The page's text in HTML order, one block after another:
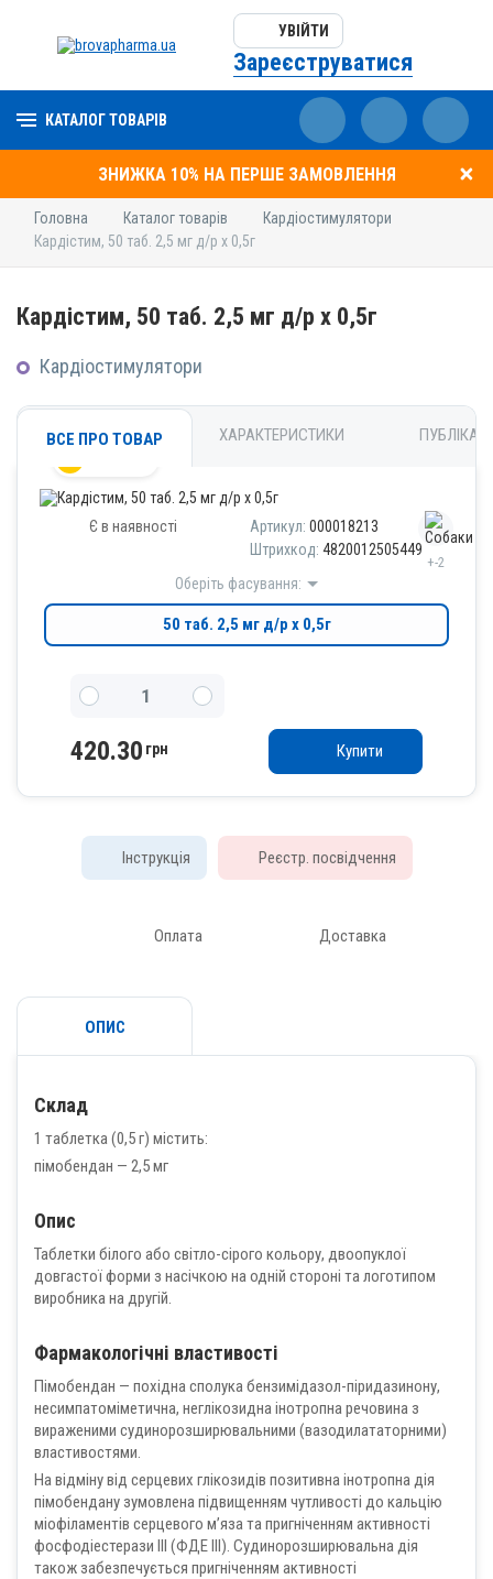
УВІЙТИ
Зареєструватися
КАТАЛОГ ТОВАРІВ
ЗНИЖКА 10% НА ПЕРШЕ ЗАМОВЛЕННЯ
Головна Каталог товарів
Кардіостимулятори
Кардістим, 50 таб. 2,5 мг д/р х 0,5г
Кардістим, 50 таб. 2,5 мг д/р х 0,5г
Кардіостимулятори
ВСЕ ПРО ТОВАР ХАРАКТЕРИСТИКИ
+-2
Є в наявності Артикул: 000018213
Штрихкод: 4820012505449
Оберіть фасування:
50 таб. 2,5 мг д/р х 0,5г
420.30 грн Купити
Інструкція Реєстр. посвідчення
Оплата Доставка
ОПИС
Склад
1 таблетка (0,5 г) містить:
пімобендан — 2,5 мг
Опис
Таблетки білого або світло-сірого кольору, двоопуклої
довгастої форми з насічкою на одній стороні та логотипом
виробника на другій.
Фармакологічні властивості
Пімобендан — похідна сполука бензимідазол-піридазинону,
несимпатоміметична, неглікозидна інотропна речовина з
вираженими судинорозширювальними (вазодилататорними)
властивостями.
На відміну від серцевих глікозидів позитивна інотропна дія
пімобендану зумовлена підвищенням чутливості до кальцію
міофіламентів серцевого м’яза та пригніченням активності
фосфодіестерази III (ФДЕ III). Судинорозширювальна дія
також забезпечується пригніченням активності